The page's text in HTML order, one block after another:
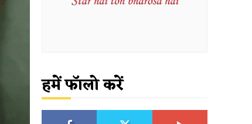
हमें फॉलो करें